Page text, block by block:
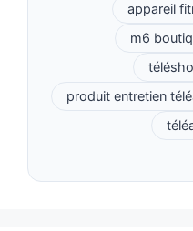
appareil
m6
produit entretien